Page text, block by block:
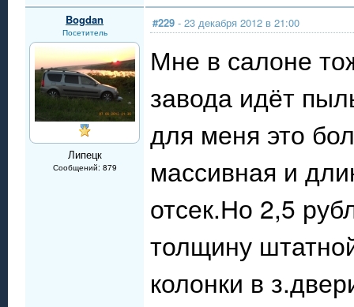
Bogdan
Посетитель
Липецк
Сообщений: 879
#229 - 23 декабря 2012 в 21:00
Мне в салоне
завода идёт
для меня это
массивная и
отсек.Но 2,5
толщину
колонки в